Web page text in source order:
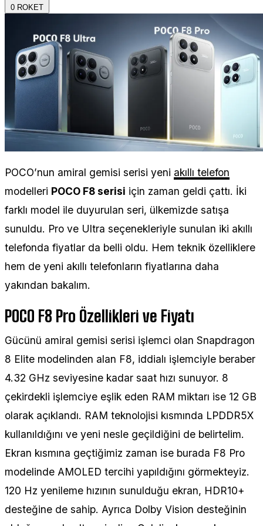
0 ROKET
POCO’nun amiral gemisi serisi yeni akıllı telefon
modelleri POCO F8 serisi için zaman geldi çattı. İki
farklı model ile duyurulan seri, ülkemizde satışa
sunuldu. Pro ve Ultra seçenekleriyle sunulan iki akıllı
telefonda fiyatlar da belli oldu. Hem teknik özelliklere
hem de yeni akıllı telefonların fiyatlarına daha
yakından bakalım.
POCO F8 Pro Özellikleri ve Fiyatı
Gücünü amiral gemisi serisi işlemci olan Snapdragon
8 Elite modelinden alan F8, iddialı işlemciyle beraber
4.32 GHz seviyesine kadar saat hızı sunuyor. 8
çekirdekli işlemciye eşlik eden RAM miktarı ise 12 GB
olarak açıklandı. RAM teknolojisi kısmında LPDDR5X
kullanıldığını ve yeni nesle geçildiğini de belirtelim.
Ekran kısmına geçtiğimiz zaman ise burada F8 Pro
modelinde AMOLED tercihi yapıldığını görmekteyiz.
120 Hz yenileme hızının sunulduğu ekran, HDR10+
desteğine de sahip. Ayrıca Dolby Vision desteğinin